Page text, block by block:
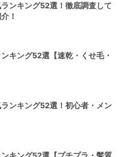
ンキング52選！徹底調査して
！
キング52選【速乾・くせ毛・
ンキング52選！初心者・メン